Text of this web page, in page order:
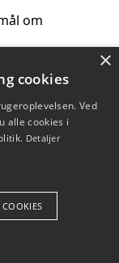
om
×
cookies
Ved
alle cookies i
Detaljer